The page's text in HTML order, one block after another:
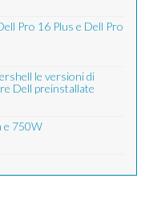
Pro 16 Plus e Dell Pro
le versioni di
Dell preinstallate
e 750W